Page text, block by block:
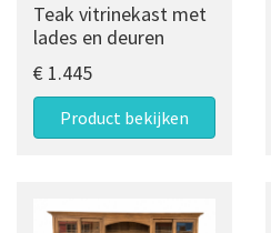
Teak vitrinekast met
lades en deuren
€ 1.445
Product bekijken